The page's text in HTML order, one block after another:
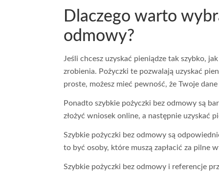
Dlaczego warto
odmowy?
Jeśli chcesz uzyskać pieniądze tak szybko,
zrobienia. Pożyczki te pozwalają uzyskać
proste, możesz mieć pewność, że Twoje dane
Ponadto szybkie pożyczki bez odmowy są
złożyć wniosek online, a następnie uzyskać
Szybkie pożyczki bez odmowy są
to być osoby, które muszą zapłacić za pilne
Szybkie pożyczki bez odmowy i referencje